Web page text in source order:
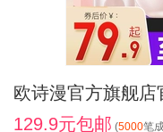
欧诗漫官方旗舰
129.9元包邮 (5000笔